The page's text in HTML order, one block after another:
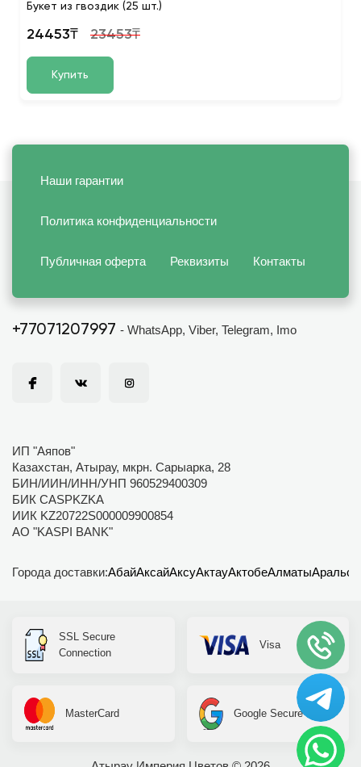
Букет из гвоздик (25 шт.)
24453₸ 23453₸
Купить
Наши гарантии
Политика конфиденциальности
Публичная оферта Реквизиты Контакты
+77071207997 - WhatsApp, Viber, Telegram, Imo
ИП "Аяпов"
Казахстан, Атырау, мкрн. Сарыарка, 28
БИН/ИИН/ИНН/УНП 960529400309
БИК CASPKZKA
ИИК KZ20722S000009900854
АО "KASPI BANK"
Города доставки:АбайАксайАксуАктауАктобеАлматыАральск
SSL Secure
Connection
Visa
MasterCard Google Secure